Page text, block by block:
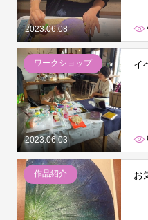
2023.06.08
2023.06.03
ワークショップ イ
作品紹介 お